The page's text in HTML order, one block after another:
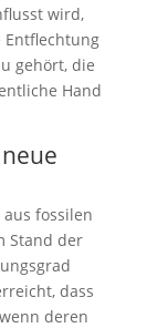
wird,
gehört, die
Hand
fossilen
Stand der
dass
deren